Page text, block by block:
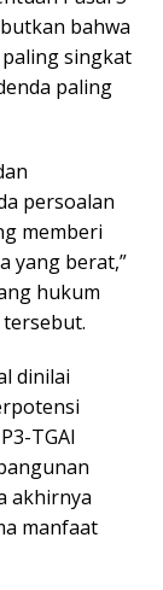
bahwa
singkat
paling
persoalan
memberi
yang berat,”
hukum
dinilai
TGAI
akhirnya
manfaat